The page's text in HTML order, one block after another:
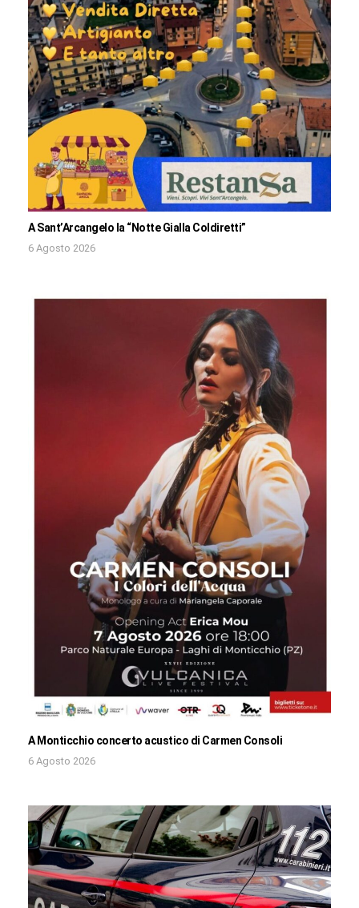
A Sant’Arcangelo la “Notte Gialla Coldiretti”
6 Agosto 2026
A Monticchio concerto acustico di Carmen Consoli
6 Agosto 2026